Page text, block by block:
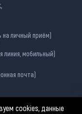
на личный приём)
линия, мобильный)
почта)
cookies, данные